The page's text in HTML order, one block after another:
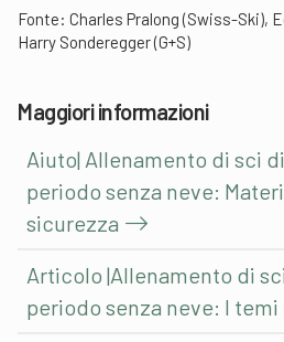
Fonte: Charles Pralong (Swiss-Ski),
Harry Sonderegger (G+S)
Maggiori informazioni
Aiuto| Allenamento di sci
periodo senza neve:
sicurezza
Articolo |Allenamento di
periodo senza neve: I temi